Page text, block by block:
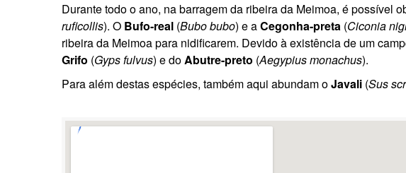
Durante todo o ano, na barragem da ribeira da Meimoa, é possível
ruficollis). O Bufo-real (Bubo bubo) e aCegonha-preta (Ciconia
ribeira da Meimoa para nidificarem. Devido à existência de um
Grifo (Gyps fulvus) e doAbutre-preto (Aegypius monachus).
Para além destas espécies, também aqui abundam oJavali (Sus